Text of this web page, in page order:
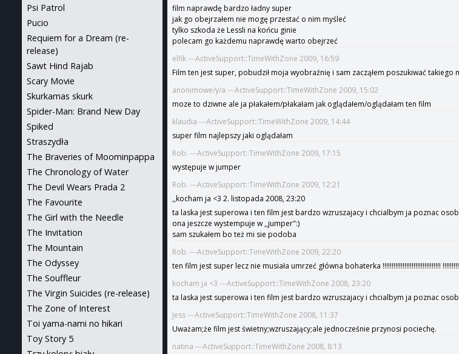
film naprawdę bardzo ładny super
jak go obejrzałem nie mogę przestać o nim myśleć
tylko szkoda że Lessli na końcu ginie
polecam go każdemu naprawdę warto obejrzeć
elfik ---ActiveSupport::TimeWithZone 2009, 16:59
Film ten jest super, pobudził moja wyobraźnię i sam zacząłem poszukiwać takiego
anonimowe/y/a ---ActiveSupport::TimeWithZone 2009, 15:02
moze to dziwne ale ja płakałem/płakałam jak oglądałem/oglądałam ten film
klaudia ---ActiveSupport::TimeWithZone 2009, 14:44
super film najlepszy jaki oglądałam
Rob. ---ActiveSupport::TimeWithZone 2009, 17:15
występuje w jumper
Rob. ---ActiveSupport::TimeWithZone 2009, 12:21
,,kocham ja <3 2. listopada 2008, 23:20
ta laska jest superowa i ten film jest bardzo wzruszajacy i chcialbym ja poznac
ona jeszcze wystempuje w ,,jumper":)
sam szukałem bo też mi sie podoba
Rob. ---ActiveSupport::TimeWithZone 2009, 22:20
ten film jest super lecz nie musiała umrzeć główna bohaterka !!!!!!!!!!!!!!!!!!!!!!!!!!!!!!!!
kocham ja <3 ---ActiveSupport::TimeWithZone 2008, 23:20
ta laska jest superowa i ten film jest bardzo wzruszajacy i chcialbym ja poznac
Jess ---ActiveSupport::TimeWithZone 2008, 11:37
Uważam;że film jest świetny;wzruszający;ale jednocześnie przynosi pociechę.
natina ---ActiveSupport::TimeWithZone 2008, 8:13
Psi Patrol
Pucio
Requiem for a Dream (re-
release)
Sawt Hind Rajab
Scary Movie
Skurkarnas skurk
Spider-Man: Brand New Day
Spiked
Straszydła
The Braveries of Moominpappa
The Chronology of Water
The Devil Wears Prada 2
The Favourite
The Girl with the Needle
The Invitation
The Mountain
The Odyssey
The Souffleur
The Virgin Suicides (re-release)
The Zone of Interest
Toi yama-nami no hikari
Toy Story 5